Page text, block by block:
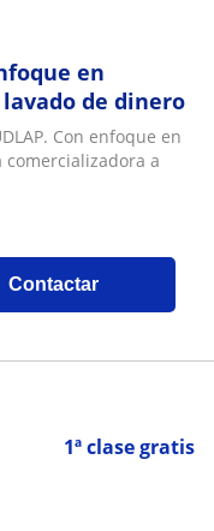
en
de dinero
Con enfoque en
comercializadora a
Contactar
1ª clase gratis